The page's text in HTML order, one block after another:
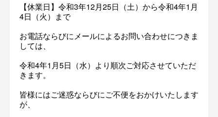
【休業日】令和3年12月25日（土）から令和4年1月
4日（火）まで
お電話ならびにメールによるお問い合わせにつきま
しては、
令和4年1月5日（水）より順次ご対応させていただ
きます。
皆様にはご迷惑ならびにご不便をおかけいたします
が、